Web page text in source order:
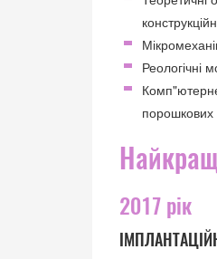
Реологічні
порошкових
2017 рік